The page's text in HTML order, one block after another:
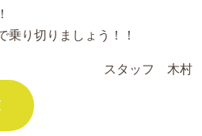
乗り切りましょう！！
スタッフ 木村